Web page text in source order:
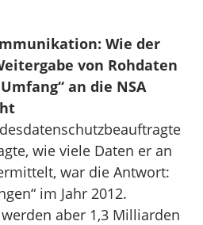
Wie der
von Rohdaten
an die NSA
wie viele Daten er an
war die Antwort:
im Jahr 2012.
aber 1,3 Milliarden